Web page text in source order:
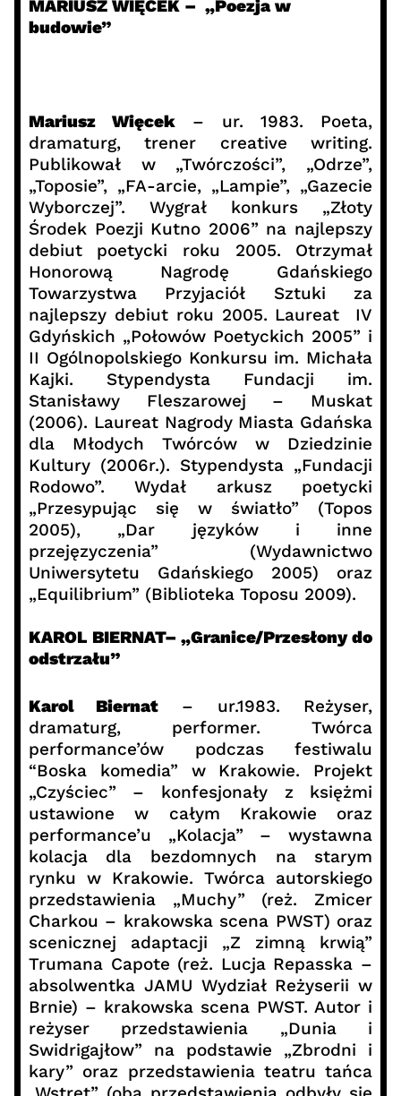
MARIUSZ WIĘCEK – „Poezja w
budowie”
Mariusz Więcek – ur. 1983. Poeta,
dramaturg, trener creative writing.
Publikował w „Twórczości”, „Odrze”,
„Toposie”, „FA-arcie, „Lampie”, „Gazecie
Wyborczej”. Wygrał konkurs „Złoty
Środek Poezji Kutno 2006” na najlepszy
debiut poetycki roku 2005. Otrzymał
Honorową Nagrodę Gdańskiego
Towarzystwa Przyjaciół Sztuki za
najlepszy debiut roku 2005. Laureat IV
Gdyńskich „Połowów Poetyckich 2005” i
II Ogólnopolskiego Konkursu im. Michała
Kajki. Stypendysta Fundacji im.
Stanisławy Fleszarowej – Muskat
(2006). Laureat Nagrody Miasta Gdańska
dla Młodych Twórców w Dziedzinie
Kultury (2006r.). Stypendysta „Fundacji
Rodowo”. Wydał arkusz poetycki
„Przesypując się w światło” (Topos
2005), „Dar języków i inne
przejęzyczenia” (Wydawnictwo
Uniwersytetu Gdańskiego 2005) oraz
„Equilibrium” (Biblioteka Toposu 2009).
KAROL BIERNAT– „Granice/Przesłony do
odstrzału”
Karol Biernat – ur.1983. Reżyser,
dramaturg, performer. Twórca
performance’ów podczas festiwalu
“Boska komedia” w Krakowie. Projekt
„Czyściec” – konfesjonały z księżmi
ustawione w całym Krakowie oraz
performance’u „Kolacja” – wystawna
kolacja dla bezdomnych na starym
rynku w Krakowie. Twórca autorskiego
przedstawienia „Muchy” (reż. Zmicer
Charkou – krakowska scena PWST) oraz
scenicznej adaptacji „Z zimną krwią”
Trumana Capote (reż. Lucja Repasska –
absolwentka JAMU Wydział Reżyserii w
Brnie) – krakowska scena PWST. Autor i
reżyser przedstawienia „Dunia i
Swidrigajłow” na podstawie „Zbrodni i
kary” oraz przedstawienia teatru tańca